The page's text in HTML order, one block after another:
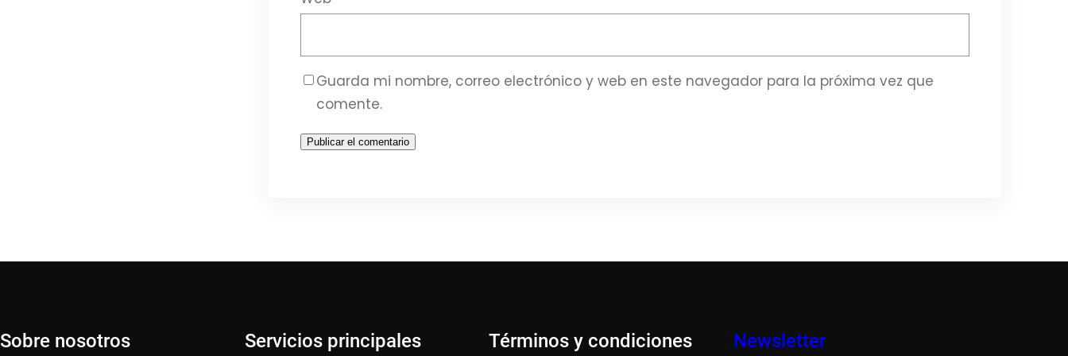
Guarda mi nombre, correo electrónico y web en este navegador para la próxima vez que
comente.
Sobre nosotros Servicios principales Términos y condiciones Newsletter